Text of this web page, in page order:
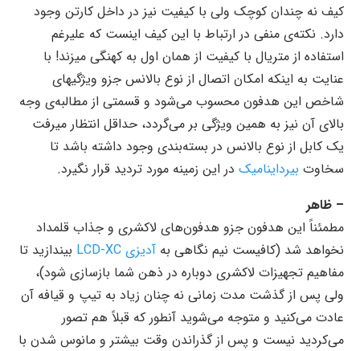
کیف نه چندان کوچک ولی با کیفیت نیز در داخل کارتن وجود
دارد. نکته‌ی منفی در ارتباط با این کیف اینست که علیرغم
استفاده از متریال با کیفیت از همان اول به کهنگی میزند! با
عنایت به اینکه امکان اتصال از نوع بالانس جزو ویژگیهای
شاخص این هدفون محسوب می‌شود و قسمتی از مطالبه‌ی وجه
بالای آن نیز به همین ویژگی بر می‌گردد، حداقل انتظار میرفت
یک کابل از نوع بالانس در بسته‌بندی وجود داشته باشد تا
سخاوت بیرداینامیک در این زمینه مورد تردید قرار نگیرد.
– ظاهر
مطمئناً این هدفون جزو هدفون‌های لاکشری و جذاب قلمداد
نخواهد شد (کافیست نیم نگاهی به آدیزی LCD-XC
بیندازید تا
مفاهیم تجهیزات لاکشری دوباره در ذهن شما بازسازی شود)،
ولی پس از گذشت مدت زمانی نه چنان زیاد به تیپ و قیافه آن
عادت می‌کنید و متوجه می‌شوید آنطور که قبلاً هم تصور
می‌کردید نیست و پس از گذراندن وقت بیشتر و مانوس شدن با